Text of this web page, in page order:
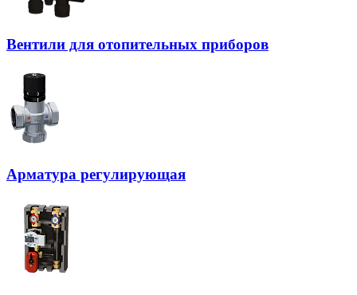
Вентили для отопительных приборов
Арматура регулирующая